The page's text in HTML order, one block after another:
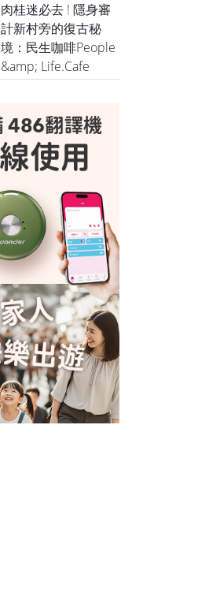
肉桂迷必去 ! 隱身審
計新村旁的復古秘
境：民生咖啡People
&amp; Life.Cafe